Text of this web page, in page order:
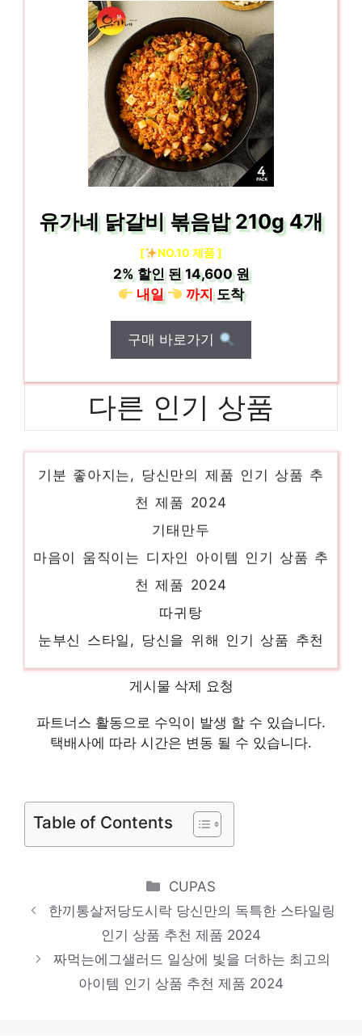
유가네 닭갈비 볶음밥 210g 4개
[ NO.10 제품 ]
2%할인 된14,600 원
내일
까지도착
구매 바로가기
다른 인기 상품
궁중특갈비탕
얌샐러드
품 2024
제품 2024
하누소갈비탕
우리농부찹쌀치즈볼
스타일을 완성하는 마지막 조각 인기 상품 추
천 제품 2024
게시물 삭제 요청
파트너스 활동으로 수익이 발생 할 수 있습니다.
택배사에 따라 시간은 변동 될 수 있습니다.
Table of Contents
Categories
CUPAS
한끼통살저당도시락 당신만의 독특한 스타일링
인기 상품 추천 제품 2024
짜먹는에그샐러드 일상에 빛을 더하는 최고의
아이템 인기 상품 추천 제품 2024